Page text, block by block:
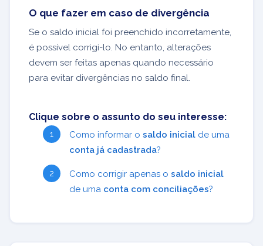
O que fazer em caso de divergência
Se o saldo inicial foi preenchido incorretamente,
é possível corrigi-lo. No entanto, alterações
devem ser feitas apenas quando necessário
para evitar divergências no saldo final.
Clique sobre o assunto do seu interesse:
Como informar o saldo inicial de uma
conta já cadastrada?
Como corrigir apenas o saldo inicial
de uma conta com conciliações?